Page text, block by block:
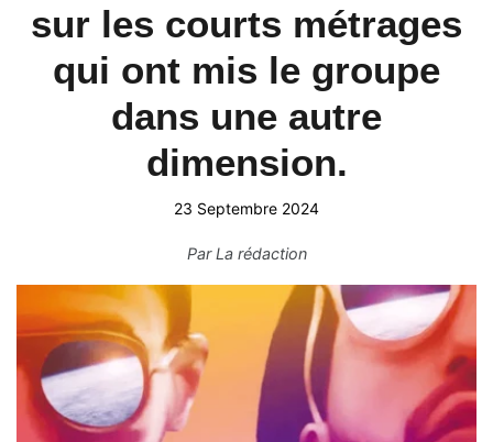
sur les courts métrages
qui ont mis le groupe
dans une autre
dimension.
23 Septembre 2024
ParLa rédaction